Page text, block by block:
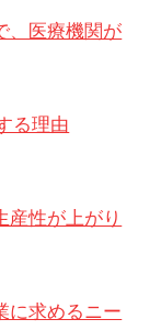
、医療機関が
る理由
産性が上がり
に求めるニー